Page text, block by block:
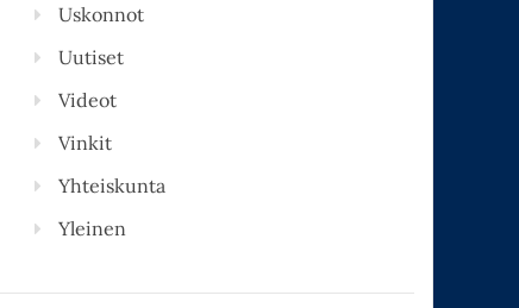
Uskonnot
Uutiset
Videot
Vinkit
Yhteiskunta
Yleinen